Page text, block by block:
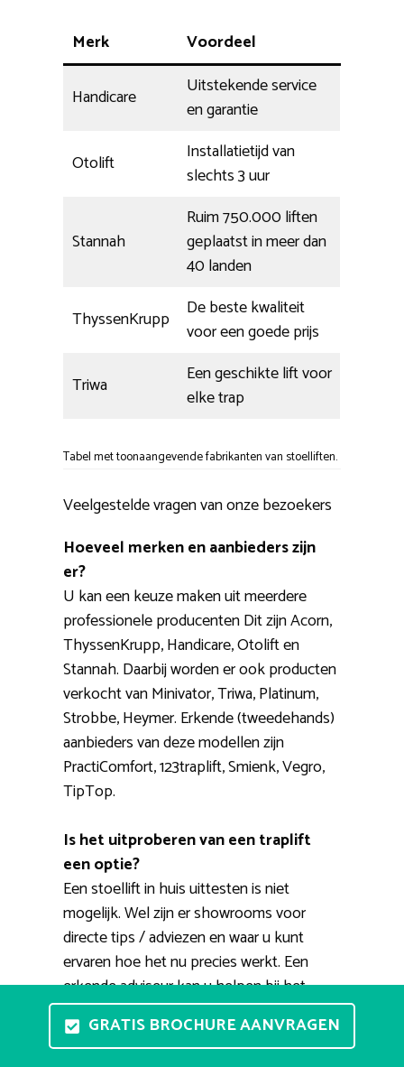
Merk Voordeel
Handicare
Uitstekende service
en garantie
Otolift
Installatietijd van
slechts 3 uur
Stannah
Ruim 750.000 liften
geplaatst in meer dan
40 landen
ThyssenKrupp
De beste kwaliteit
voor een goede prijs
Triwa
Een geschikte lift voor
elke trap
Tabel met toonaangevende fabrikanten van stoelliften.
Veelgestelde vragen van onze bezoekers
Hoeveel merken en aanbieders zijn
er?
U kan een keuze maken uit meerdere
professionele producenten Dit zijn Acorn,
ThyssenKrupp, Handicare, Otolift en
Stannah. Daarbij worden er ook producten
verkocht van Minivator, Triwa, Platinum,
Strobbe, Heymer. Erkende (tweedehands)
aanbieders van deze modellen zijn
PractiComfort, 123traplift, Smienk, Vegro,
TipTop.
Is het uitproberen van een traplift
een optie?
Een stoellift in huis uittesten is niet
mogelijk. Wel zijn er showrooms voor
directe tips / adviezen en waar u kunt
ervaren hoe het nu precies werkt. Een
erkende adviseur kan u helpen bij het
uitkiezen van een fijne huislift. Tevens kunt
u een aanvraag doen voor een
GRATIS BROCHURE AANVRAGEN